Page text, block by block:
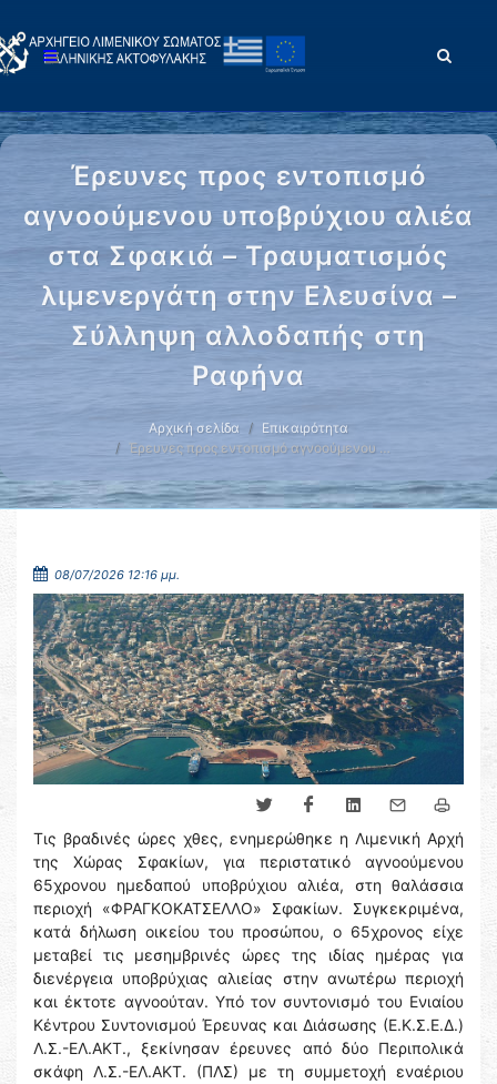
Έρευνες προς εντοπισμό
αγνοούμενου υποβρύχιου αλιέα
στα Σφακιά – Τραυματισμός
λιμενεργάτη στην Ελευσίνα –
Σύλληψη αλλοδαπής στη
Ραφήνα
Αρχική σελίδα
Επικαιρότητα
Έρευνες προς εντοπισμό αγνοούμενου …
08/07/2026 12:16 μμ.
Τις βραδινές ώρες χθες, ενημερώθηκε η Λιμενική Αρχή
της Χώρας Σφακίων, για περιστατικό αγνοούμενου
65χρονου ημεδαπού υποβρύχιου αλιέα, στη θαλάσσια
περιοχή «ΦΡΑΓΚΟΚΑΤΣΕΛΛΟ» Σφακίων. Συγκεκριμένα,
κατά δήλωση οικείου του προσώπου, ο 65χρονος είχε
μεταβεί τις μεσημβρινές ώρες της ιδίας ημέρας για
διενέργεια υποβρύχιας αλιείας στην ανωτέρω περιοχή
και έκτοτε αγνοούταν. Υπό τον συντονισμό του Ενιαίου
Κέντρου Συντονισμού Έρευνας και Διάσωσης (Ε.Κ.Σ.Ε.Δ.)
Λ.Σ.-ΕΛ.ΑΚΤ., ξεκίνησαν έρευνες από δύο Περιπολικά
σκάφη Λ.Σ.-ΕΛ.ΑΚΤ. (ΠΛΣ) με τη συμμετοχή εναέριου